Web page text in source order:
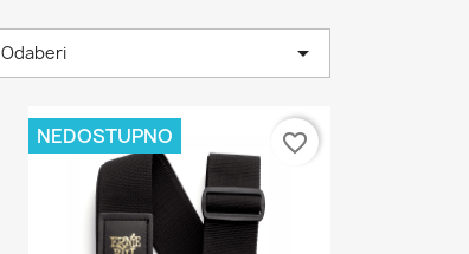
Odaberi 
NEDOSTUPNO favorite_border